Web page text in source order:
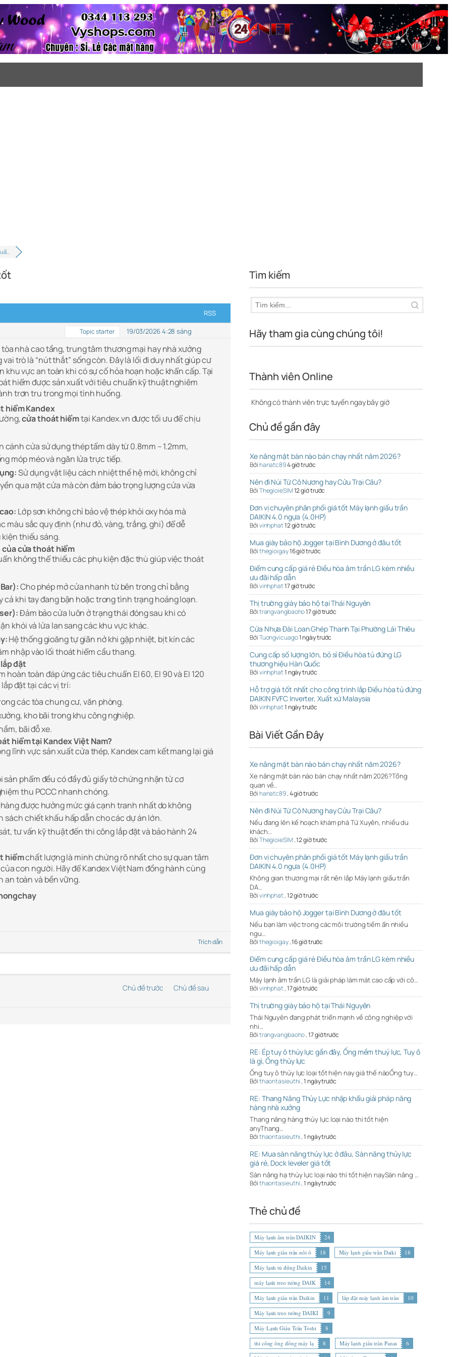
RSS
Topic starter 19/03/2026 4:28 sáng
nhà cao tầng, trung tâm thương mại hay nhà xưởng
vai trò là “nút thắt” sống còn. Đây là lối đi duy nhất giúp cư
khu vực an toàn khi có sự cố hỏa hoạn hoặc khẩn cấp. Tại
hiểm được sản xuất với tiêu chuẩn kỹ thuật nghiêm
trơn tru trong mọi tình huống.
hiểm Kandex
cửa thoát hiểmtại Kandex.vn được tối ưu để chịu
cánh cửa sử dụng thép tấm dày từ 0.8mm – 1.2mm,
móp méo và ngăn lửa trực tiếp.
Sử dụng vật liệu cách nhiệt thế hệ mới, không chỉ
qua mặt cửa mà còn đảm bảo trọng lượng cửa vừa
Lớp sơn không chỉ bảo vệ thép khỏi oxy hóa mà
màu sắc quy định (như đỏ, vàng, trắng, ghi) để dễ
thiếu sáng.
cửa thoát hiểm
không thể thiếu các phụ kiện đặc thù giúp việc thoát
Cho phép mở cửa nhanh từ bên trong chỉ bằng
cả khi tay đang bận hoặc trong tình trạng hoảng loạn.
Đảm bảo cửa luôn ở trạng thái đóng sau khi có
khói và lửa lan sang các khu vực khác.
Hệ thống gioăng tự giãn nở khi gặp nhiệt, bịt kín các
nhập vào lối thoát hiểm cầu thang.
đặt
hoàn toàn đáp ứng các tiêu chuẩn EI 60, EI 90 và EI 120
đặt tại các vị trí:
các tòa chung cư, văn phòng.
kho bãi trong khu công nghiệp.
bãi đỗ xe.
hiểm tại Kandex Việt Nam?
lĩnh vực sản xuất cửa thép, Kandex cam kết mang lại giá
sản phẩm đều có đầy đủ giấy tờ chứng nhận từ cơ
thu PCCC nhanh chóng.
được hưởng mức giá cạnh tranh nhất do không
chiết khấu hấp dẫn cho các dự án lớn.
tư vấn kỹ thuật đến thi công lắp đặt và bảo hành 24
hiểmchất lượng là minh chứng rõ nhất cho sự quan tâm
con người. Hãy để Kandex Việt Nam đồng hành cùng
an toàn và bền vững.
Trích dẫn
Chủ đề trước Chủ đề sau
Tìm kiếm
Hãy tham gia cùng chúng tôi!
Thành viên Online
Không có thành viên trực tuyến ngay bây giờ
Chủ đề gần đây
Xe nâng mặt bàn nào bán chạy nhất năm 2026?
Bởihanatc894 giờ trước
Nên đi Núi Tứ Cô Nương hay Cửu Trại Câu?
BởiThegioieSIM12 giờ trước
Đơn vị chuyên phân phối giá tốt Máy lạnh giấu trần
DAIKIN 4.0 ngựa (4.0HP)
Bởivinhphat12 giờ trước
Mua giày bảo hộ Jogger tại Bình Dương ở đâu tốt
Bởithegioigay16 giờ trước
Điểm cung cấp giá rẻ Điều hòa âm trần LG kèm nhiều
ưu đãi hấp dẫn
Bởivinhphat17 giờ trước
Thị trường giày bảo hộ tại Thái Nguyên
Bởitrangvangbaoho17 giờ trước
Cửa Nhựa Đài Loan Ghép Thanh Tại Phường Lái Thiêu
BởiTuongvicuago1 ngày trước
Cung cấp số lượng lớn, bỏ sỉ Điều hòa tủ đứng LG
thương hiệu Hàn Quốc
Bởivinhphat1 ngày trước
Hỗ trợ giá tốt nhất cho công trình lắp Điều hòa tủ đứng
DAIKIN FVFC Inverter, Xuất xứ Malaysia
Bởivinhphat1 ngày trước
Bài Viết Gần Đây
Xe nâng mặt bàn nào bán chạy nhất năm 2026?
Xe nâng mặt bàn nào bán chạy nhất năm 2026?Tổng
quan về…
Bởihanatc89,4 giờ trước
Nên đi Núi Tứ Cô Nương hay Cửu Trại Câu?
Nếu đang lên kế hoạch khám phá Tứ Xuyên, nhiều du
khách…
BởiThegioieSIM,12 giờ trước
Đơn vị chuyên phân phối giá tốt Máy lạnh giấu trần
DAIKIN 4.0 ngựa (4.0HP)
Không gian thương mại rất nên lắp Máy lạnh giấu trần
DA…
Bởivinhphat,12 giờ trước
Mua giày bảo hộ Jogger tại Bình Dương ở đâu tốt
Nếu bạn làm việc trong các môi trường tiềm ẩn nhiều
ngu…
Bởithegioigay,16 giờ trước
Điểm cung cấp giá rẻ Điều hòa âm trần LG kèm nhiều
ưu đãi hấp dẫn
Máy lạnh âm trần LG là giải pháp làm mát cao cấp với cô…
Bởivinhphat,17 giờ trước
Thị trường giày bảo hộ tại Thái Nguyên
Thái Nguyên đang phát triển mạnh về công nghiệp với
nhi…
Bởitrangvangbaoho,17 giờ trước
RE: Ép tuy ô thủy lực gần đây, Ống mềm thuỷ lực, Tuy ô
là gì, Ống thủy lực
Ống tuy ô thủy lực loại tốt hiện nay giá thế nàoỐng tuy…
Bởithaontasieuthi,1 ngày trước
RE: Thang Nâng Thủy Lực nhập khẩu giải pháp nâng
hàng nhà xưởng
Thang nâng hàng thủy lực loại nào thì tốt hiện
anyThang…
Bởithaontasieuthi,1 ngày trước
RE: Mua sàn nâng thủy lực ở đâu, Sàn nâng thủy lực
giá rẻ, Dock leveler giá tốt
Sàn nâng hạ thủy lực loại nào thì tốt hiện naySàn nâng …
Bởithaontasieuthi,1 ngày trước
Thẻ chủ đề
Máy lạnh âm trần DAIKIN
24
Máy lạnh giấu trần nối ố
18 Máy lạnh giấu trần Daiki
18
Máy lạnh tủ đứng Daikin
15
máy lạnh treo tường DAIK
14
Máy lạnh giấu trần Daikin
11 lắp đặt máy lạnh âm trần
10
Máy lạnh treo tường DAIKI
9
Máy Lạnh Giấu Trần Toshi
8
thi công ống đồng máy lạ
8 Máy lạnh giấu trần Panas
6